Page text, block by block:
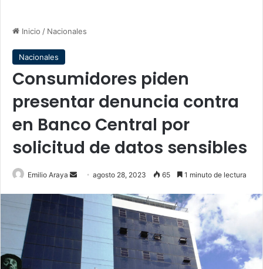
Inicio / Nacionales
Nacionales
Consumidores piden
presentar denuncia contra
en Banco Central por
solicitud de datos sensibles
Emilio Araya
Send
email
agosto 28, 2023 65 1 minuto de lectura